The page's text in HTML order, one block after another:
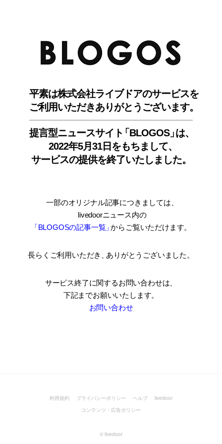
平素は株式会社ライブドアのサービスを
ご利用いただきありがとうございます。
提言型ニュースサイ ト「BLOGOS」は、
2022年5月31日をもちまして、
サービスの提供を終了いたしました。
一部のオリジナル記事につきましては
livedoorニュース内の
「BLOGOSの記事一覧」からご覧いただけます。
長らくご利用いただき ありがとうございました。
サービス終了に関するお問い合わせは、
下記までお願いいたします。
お問い合わせ
利用規約 プライバシーポリシー ヘルプ
livedoor
コンテンツ・広告ポリシー
© livedoor